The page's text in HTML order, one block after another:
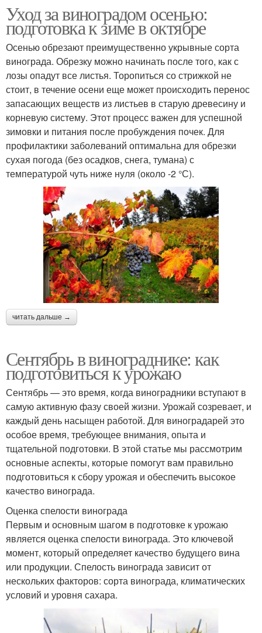
Уход за виноградом осенью:
подготовка к зиме в октябре
Осенью обрезают преимущественно укрывные сорта
винограда. Обрезку можно начинать после того, как с
лозы опадут все листья. Торопиться со стрижкой не
стоит, в течение осени еще может происходить перенос
запасающих веществ из листьев в старую древесину и
корневую систему. Этот процесс важен для успешной
зимовки и питания после пробуждения почек. Для
профилактики заболеваний оптимальна для обрезки
сухая погода (без осадков, снега, тумана) с
температурой чуть ниже нуля (около -2 °С).
читать дальше →
Сентябрь в винограднике: как
подготовиться к урожаю
Сентябрь — это время, когда виноградники вступают в
самую активную фазу своей жизни. Урожай созревает, и
каждый день насыщен работой. Для виноградарей это
особое время, требующее внимания, опыта и
тщательной подготовки. В этой статье мы рассмотрим
основные аспекты, которые помогут вам правильно
подготовиться к сбору урожая и обеспечить высокое
качество винограда.
Оценка спелости винограда
Первым и основным шагом в подготовке к урожаю
является оценка спелости винограда. Это ключевой
момент, который определяет качество будущего вина
или продукции. Спелость винограда зависит от
нескольких факторов: сорта винограда, климатических
условий и уровня сахара.